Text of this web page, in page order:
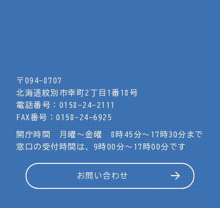
〒094-8707
北海道紋別市幸町2丁目1番18号
電話番号：0158-24-2111
FAX番号：0158-24-6925
開庁時間 月曜～金曜 8時45分～17時30分まで
窓口の受付時間は、9時00分～17時00分です
お問い合わせ